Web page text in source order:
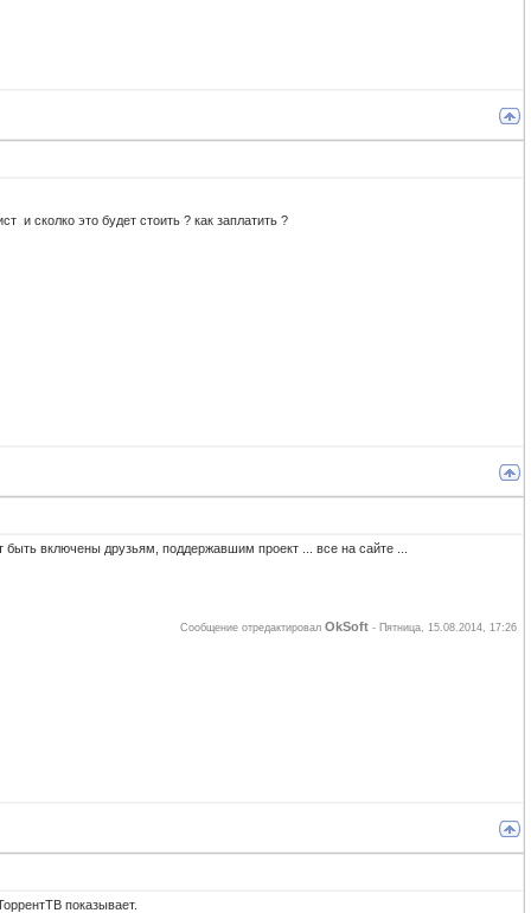
и сколко это будет стоить ? как заплатить ?
включены друзьям, поддержавшим проект ... все на сайте ...
Сообщение отредактировал OkSoft - Пятница, 15.08.2014, 17:26
показывает.